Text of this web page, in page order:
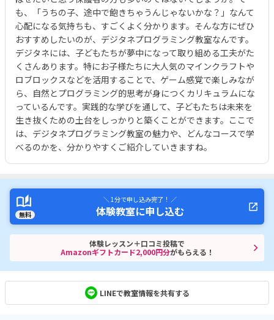
も、「うちの子、途中で飽きちゃうんじゃないかな？」なんて
心配になる気持ちも、すごくよく分かります。そんな方にぜひ
おすすめしたいのが、デジタネプログラミング教室なんです。
デジタネには、子どもたちが夢中になって取り組める工夫がた
くさんあります。特にお子様たちに大人気のマインクラフトや
ロブロックスなどを活用することで、ゲーム感覚で楽しみなが
ら、自然とプログラミング的思考が身につくカリキュラムにな
っているんです。実践的な学びを通して、子どもたちは未来を
生き抜くための土台をしっかりと築くことができます。ここで
は、デジタネプログラミング教室の魅力や、どんなコースで学
べるのかを、分かりやすくご紹介していきますね。
無料
＼ 1分で申し込み完了！ ／
体験教室に申し込む
体験レッスン＋口コミ投稿で
Amazonギフトカード2,000円分がもらえる！
LINEで教室情報を共有する